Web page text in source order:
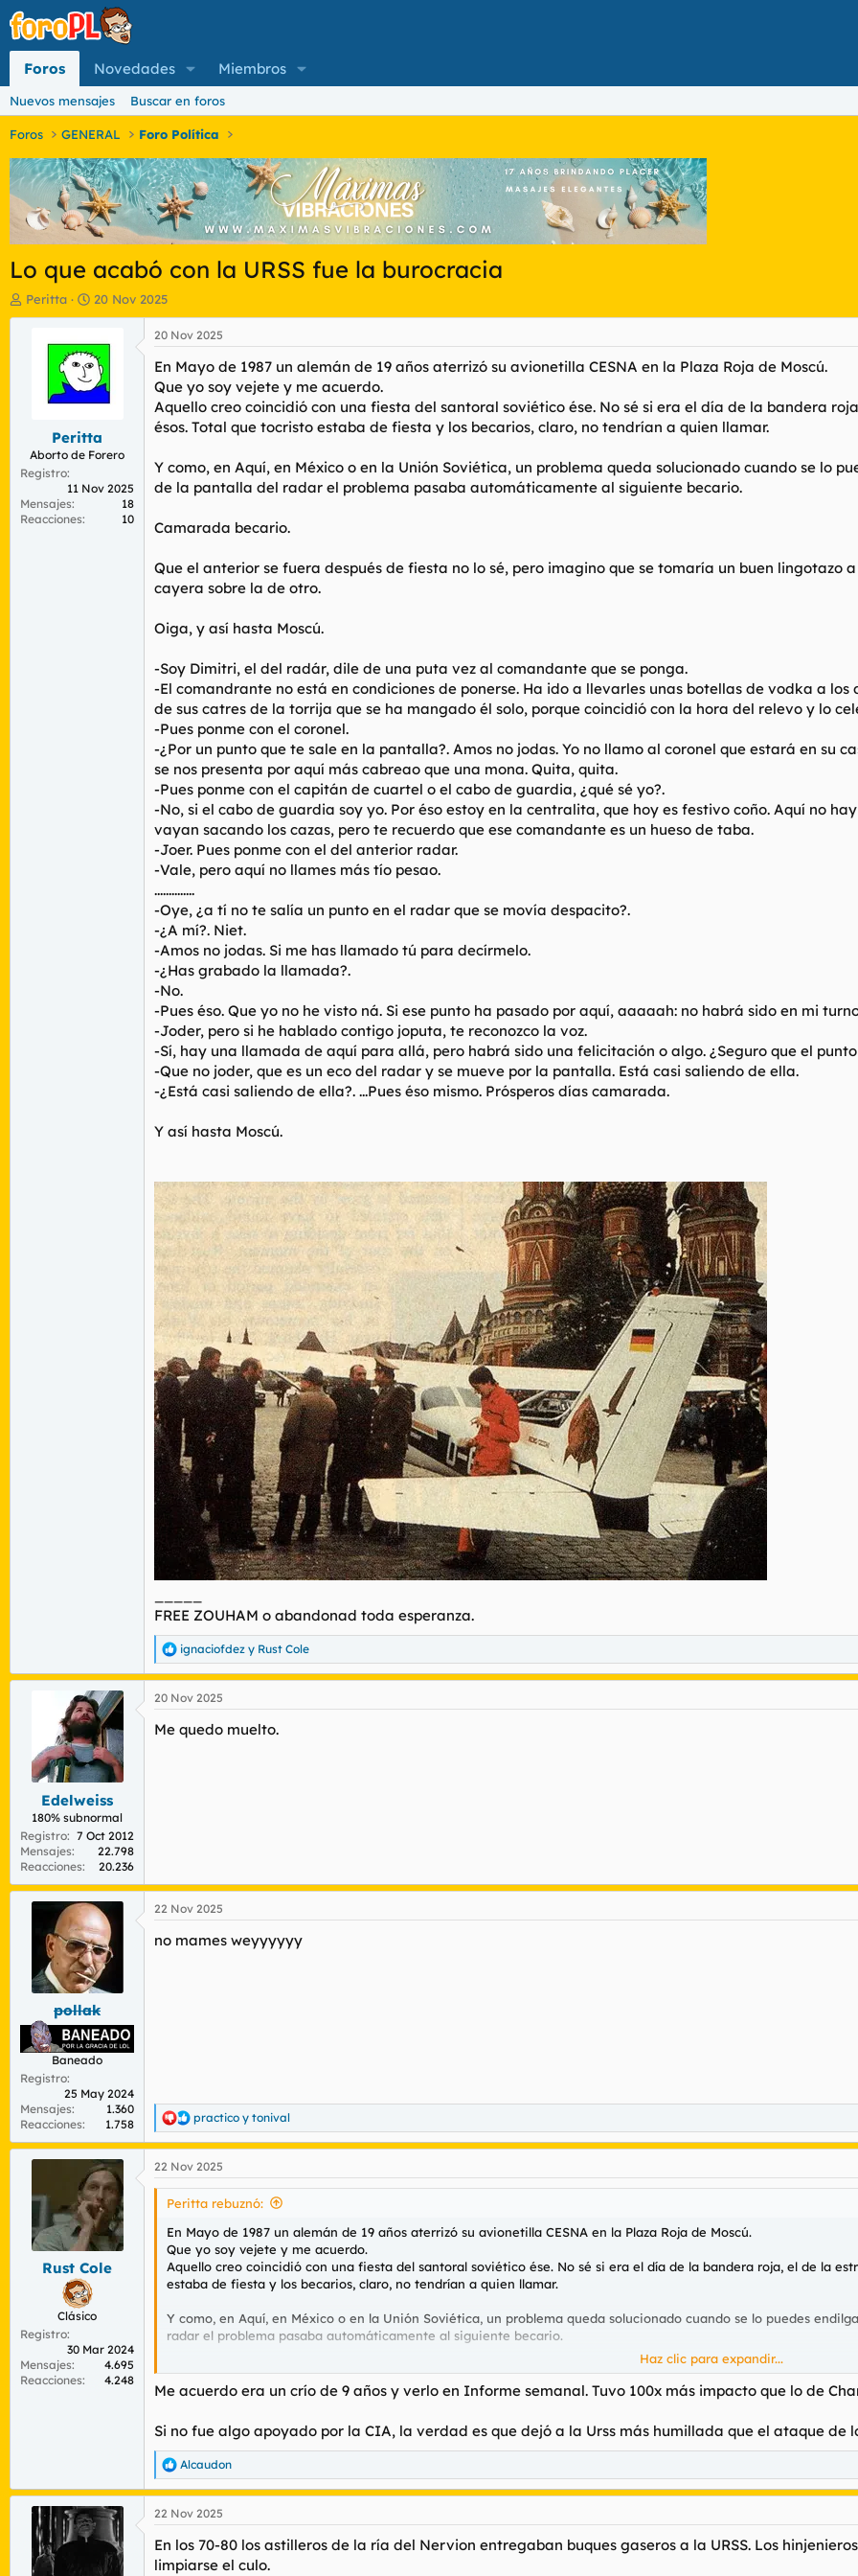
Foros Novedades Miembros
Nuevos mensajes Buscar en foros
Foros GENERAL Foro Política
Lo que acabó con la URSS fue la burocracia
I
n
d
e
t
e
Peritta
F
e
h
a
d
e
n
i
i
20 Nov 2025
Peritta
Aborto de Forero
Registro
11 Nov 2025
Mensajes
18
Reacciones
10
20 Nov 2025
En Mayo de 1987 un alemán de 19 años aterrizó su avionetilla CESNA en la Plaza Roja de Moscú.
Que yo soy vejete y me acuerdo.
Aquello creo coincidió con una fiesta del santoral soviético ése. No sé si era el día de la bandera
ésos. Total que tocristo estaba de fiesta y los becarios, claro, no tendrían a quien llamar.
Y como, en Aquí, en México o en la Unión Soviética, un problema queda solucionado cuando se lo
de la pantalla del radar el problema pasaba automáticamente al siguiente becario.
Camarada becario.
Que el anterior se fuera después de fiesta no lo sé, pero imagino que se tomaría un buen
cayera sobre la de otro.
Oiga, y así hasta Moscú.
-Soy Dimitri, el del radár, dile de una puta vez al comandante que se ponga.
-El comandrante no está en condiciones de ponerse. Ha ido a llevarles unas botellas de vodka a
de sus catres de la torrija que se ha mangado él solo, porque coincidió con la hora del relevo y lo
-Pues ponme con el coronel.
-¿Por un punto que te sale en la pantalla?. Amos no jodas. Yo no llamo al coronel que estará en su
se nos presenta por aquí más cabreao que una mona. Quita, quita.
-Pues ponme con el capitán de cuartel o el cabo de guardia, ¿qué sé yo?.
-No, si el cabo de guardia soy yo. Por éso estoy en la centralita, que hoy es festivo coño. Aquí no
vayan sacando los cazas, pero te recuerdo que ese comandante es un hueso de taba.
-Joer. Pues ponme con el del anterior radar.
-Vale, pero aquí no llames más tío pesao.
..............
-Oye, ¿a tí no te salía un punto en el radar que se movía despacito?.
-¿A mí?. Niet.
-Amos no jodas. Si me has llamado tú para decírmelo.
-¿Has grabado la llamada?.
-No.
-Pues éso. Que yo no he visto ná. Si ese punto ha pasado por aquí, aaaaah: no habrá sido en mi
-Joder, pero si he hablado contigo joputa, te reconozco la voz.
-Sí, hay una llamada de aquí para allá, pero habrá sido una felicitación o algo. ¿Seguro que el
-Que no joder, que es un eco del radar y se mueve por la pantalla. Está casi saliendo de ella.
-¿Está casi saliendo de ella?. ...Pues éso mismo. Prósperos días camarada.
Y así hasta Moscú.
FREE ZOUHAM o abandonad toda esperanza.
R
e
a
c
i
ignaciofdez y Rust Cole
Edelweiss
180% subnormal
Registro
7 Oct 2012
Mensajes
22.798
Reacciones
20.236
20 Nov 2025
Me quedo muelto.
pollak
Baneado
Registro
25 May 2024
Mensajes
1.360
Reacciones
1.758
22 Nov 2025
no mames weyyyyyy
R
e
a
c
c
e
practico y tonival
Rust Cole
Clásico
Registro
30 Mar 2024
Mensajes
4.695
Reacciones
4.248
22 Nov 2025
Peritta rebuznó:
En Mayo de 1987 un alemán de 19 años aterrizó su avionetilla CESNA en la Plaza Roja de Moscú.
Que yo soy vejete y me acuerdo.
Aquello creo coincidió con una fiesta del santoral soviético ése. No sé si era el día de la bandera roja, el de la
estaba de fiesta y los becarios, claro, no tendrían a quien llamar.
Y como, en Aquí, en México o en la Unión Soviética, un problema queda solucionado cuando se lo puedes
radar el problema pasaba automáticamente al siguiente becario.
Camarada becario.
Que el anterior se fuera después de fiesta no lo sé, pero imagino que se tomaría un buen lingotazo a nada
Oiga, y así hasta Moscú.
-Soy Dimitri, el del radár, dile de una puta vez al comandante que se ponga.
-El comandrante no está en condiciones de ponerse. Ha ido a llevarles unas botellas de vodka a los del cuerpo
torrija que se ha mangado él solo, porque coincidió con la hora del relevo y lo celebró dos veces.
-Pues ponme con el coronel.
-¿Por un punto que te sale en la pantalla?. Amos no jodas. Yo no llamo al coronel que estará en su casa, o en la
Haz clic para expandir...
Me acuerdo era un crío de 9 años y verlo en Informe semanal. Tuvo 100x más impacto que lo de
Si no fue algo apoyado por la CIA, la verdad es que dejó a la Urss más humillada que el ataque de
R
e
a
c
i
o
Alcaudon
22 Nov 2025
En los 70-80 los astilleros de la ría del Nervion entregaban buques gaseros a la URSS. Los
limpiarse el culo.